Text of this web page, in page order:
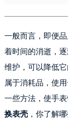
一般而言，即便
着时间的消逝，
维护，可以降低
属于消耗品，使
一些方法，使手
换表壳，你了解哪